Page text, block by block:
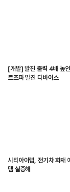
[개발] 발진 출력 4배 높
르츠파 발진 디바이스
시티아이랩, 전기차 화재
템 실증해